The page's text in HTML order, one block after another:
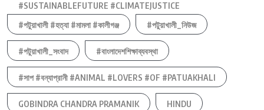
#SUSTAINABLEFUTURE #CLIMATEJUSTICE
#পটুয়াখালী #হত্যা #মামলা #কালীগঞ্জ
#পটুয়াখালী_নিউজ
#পটুয়াখালী_সংবাদ #বাংলাদেশশিক্ষাব্যবস্থা
#সাপ #বন্যাপ্রানী #ANIMAL #LOVERS #OF #PATUAKHALI
GOBINDRA CHANDRA PRAMANIK HINDU